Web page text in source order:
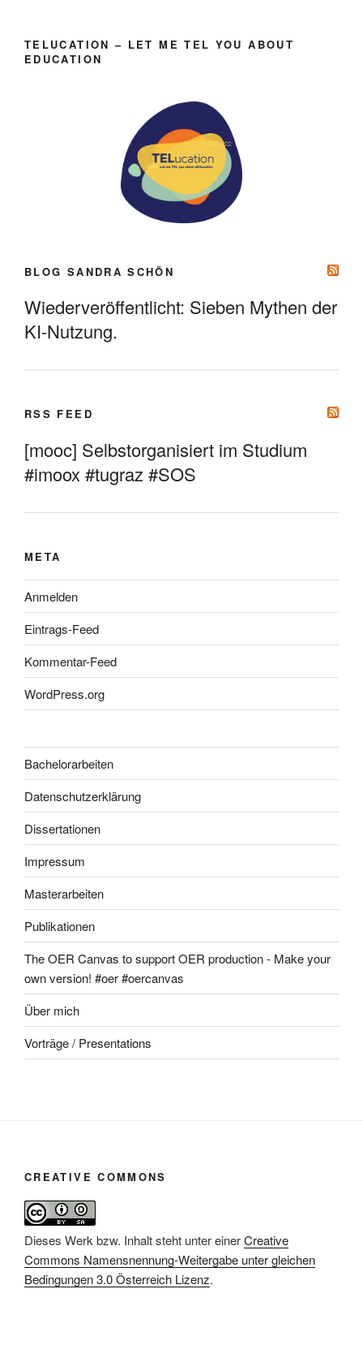
TELUCATION – LET ME TEL YOU ABOUT
EDUCATION
BLOG SANDRA SCHÖN
Wiederveröffentlicht: Sieben Mythen der
KI-Nutzung.
RSS FEED
[mooc] Selbstorganisiert im Studium
#imoox #tugraz #SOS
META
Anmelden
Eintrags-Feed
Kommentar-Feed
WordPress.org
Bachelorarbeiten
Datenschutzerklärung
Dissertationen
Impressum
Masterarbeiten
Publikationen
The OER Canvas to support OER production - Make your
own version! #oer #oercanvas
Über mich
Vorträge / Presentations
CREATIVE COMMONS
Dieses Werk bzw. Inhalt steht unter einerCreative
Commons Namensnennung-Weitergabe unter gleichen
Bedingungen 3.0 Österreich Lizenz.